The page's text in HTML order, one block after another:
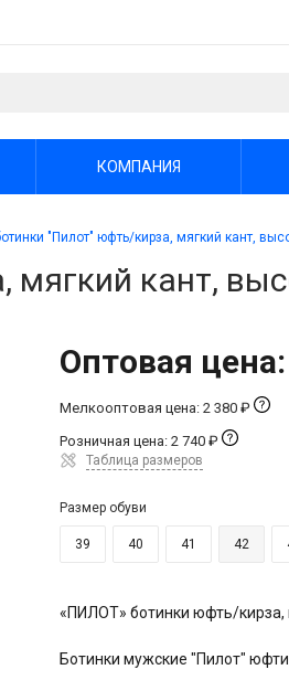
КОМПАНИЯ
"Пилот" юфть/кирза, мягкий кант,
кант,
Оптовая
Мелкооптовая цена: 2 380 ₽
Розничная цена: 2 740 ₽
Таблица размеров
Размер обуви
39 40 41 42
«ПИЛОТ» ботинки юфть/кирза,
Ботинки мужские "Пилот"